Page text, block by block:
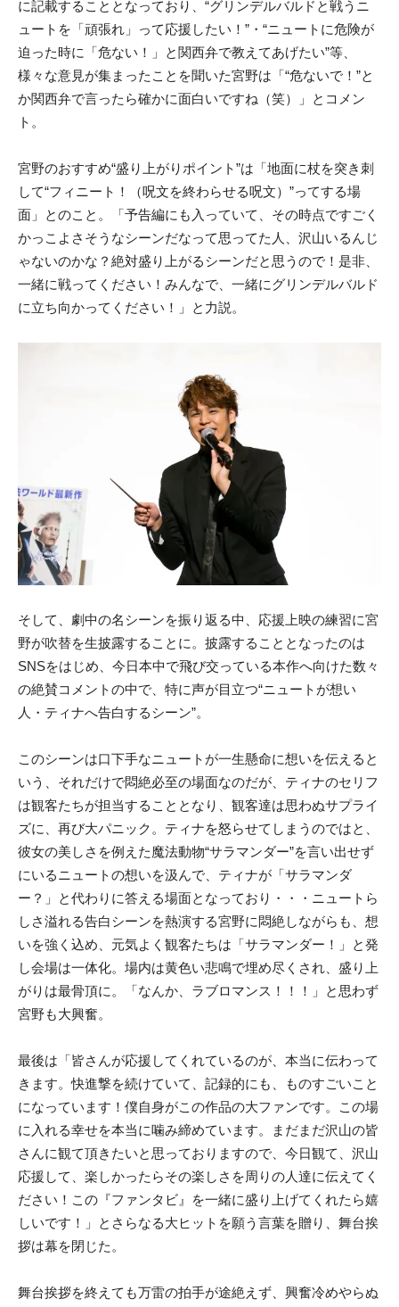
に記載することとなっており、“グリンデルバルドと戦うニ
ュートを「頑張れ」って応援したい！”・“ニュートに危険が
迫った時に「危ない！」と関西弁で教えてあげたい”等、
様々な意見が集まったことを聞いた宮野は「“危ないで！”と
か関西弁で言ったら確かに面白いですね（笑）」とコメン
ト。
宮野のおすすめ“盛り上がりポイント”は「地面に杖を突き刺
して“フィニート！（呪文を終わらせる呪文）”ってする場
面」とのこと。「予告編にも入っていて、その時点ですごく
かっこよさそうなシーンだなって思ってた人、沢山いるんじ
ゃないのかな？絶対盛り上がるシーンだと思うので！是非、
一緒に戦ってください！みんなで、一緒にグリンデルバルド
に立ち向かってください！」と力説。
そして、劇中の名シーンを振り返る中、応援上映の練習に宮
野が吹替を生披露することに。披露することとなったのは
SNSをはじめ、今日本中で飛び交っている本作へ向けた数々
の絶賛コメントの中で、特に声が目立つ“ニュートが想い
人・ティナへ告白するシーン”。
このシーンは口下手なニュートが一生懸命に想いを伝えると
いう、それだけで悶絶必至の場面なのだが、ティナのセリフ
は観客たちが担当することとなり、観客達は思わぬサプライ
ズに、再び大パニック。ティナを怒らせてしまうのではと、
彼女の美しさを例えた魔法動物“サラマンダー”を言い出せず
にいるニュートの想いを汲んで、ティナが「サラマンダ
ー？」と代わりに答える場面となっており・・・ニュートら
しさ溢れる告白シーンを熱演する宮野に悶絶しながらも、想
いを強く込め、元気よく観客たちは「サラマンダー！」と発
し会場は一体化。場内は黄色い悲鳴で埋め尽くされ、盛り上
がりは最骨頂に。「なんか、ラブロマンス！！！」と思わず
宮野も大興奮。
最後は「皆さんが応援してくれているのが、本当に伝わって
きます。快進撃を続けていて、記録的にも、ものすごいこと
になっています！僕自身がこの作品の大ファンです。この場
に入れる幸せを本当に噛み締めています。まだまだ沢山の皆
さんに観て頂きたいと思っておりますので、今日観て、沢山
応援して、楽しかったらその楽しさを周りの人達に伝えてく
ださい！この『ファンタビ』を一緒に盛り上げてくれたら嬉
しいです！」とさらなる大ヒットを願う言葉を贈り、舞台挨
拶は幕を閉じた。
舞台挨拶を終えても万雷の拍手が途絶えず、興奮冷めやらぬ